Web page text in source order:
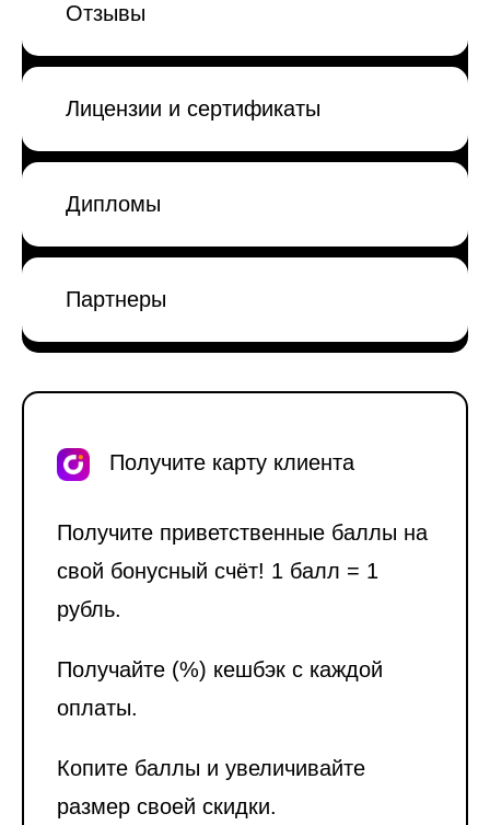
Отзывы
Лицензии и сертификаты
Дипломы
Партнеры
Получите карту клиента
Получите приветственные баллы на
свой бонусный счёт! 1 балл = 1
рубль.
Получайте (%) кешбэк с каждой
оплаты.
Копите баллы и увеличивайте
размер своей скидки.